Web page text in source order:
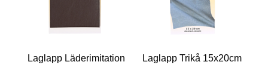
Laglapp Läderimitation Laglapp Trikå 15x20cm